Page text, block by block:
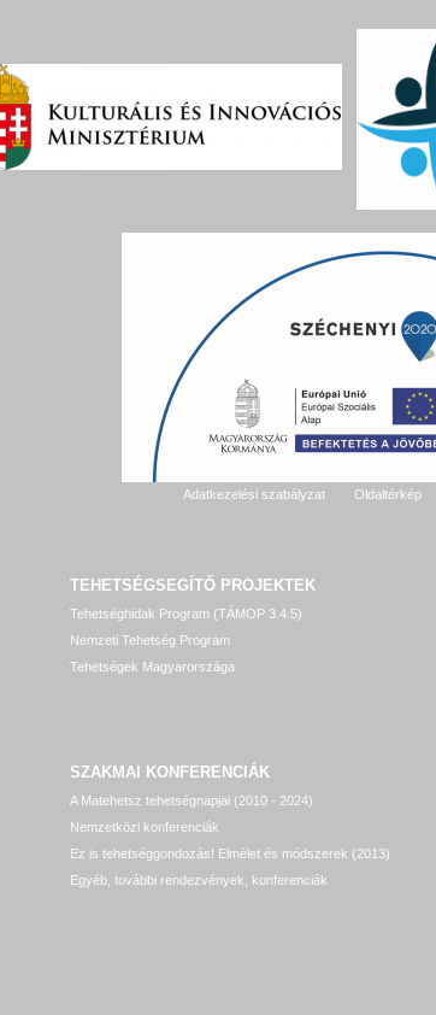
Adatkezelési szabályzat Oldaltérkép
TEHETSÉGSEGÍTŐ PROJEKTEK
Tehetséghidak Program (TÁMOP 3.4.5)
Nemzeti Tehetség Program
Tehetségek Magyarországa
SZAKMAI KONFERENCIÁK
A Matehetsz tehetségnapjai (2010 - 2024)
Nemzetközi konferenciák
Ez is tehetséggondozás! Elmélet és módszerek (2013)
Egyéb, további rendezvények, konferenciák